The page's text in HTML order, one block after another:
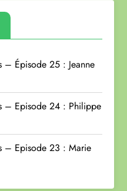
– Épisode 25 : Jeanne
– Episode 24 : Philippe
– Episode 23 : Marie